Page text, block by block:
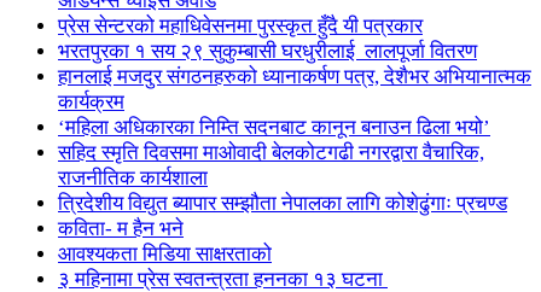
प्रेस सेन्टरको महाधिवेसनमा पुरस्कृत हुँदै यी पत्रकार
भरतपुरका १ सय २९ सुकुम्बासी घरधुरीलाई लालपूर्जा वितरण
हानलाई मजदुर संगठनहरुको ध्यानाकर्षण पत्र, देशैभर अभियानात्मक
कार्यक्रम
‘महिला अधिकारका निम्ति सदनबाट कानून बनाउन ढिला भयो’
सहिद स्मृति दिवसमा माओवादी बेलकोटगढी नगरद्वारा वैचारिक,
राजनीतिक कार्यशाला
त्रिदेशीय विद्युत ब्यापार सम्झौता नेपालका लागि कोशेढुंगाः प्रचण्ड
कविता- म हैन भने
आवश्यकता मिडिया साक्षरताको
३ महिनामा प्रेस स्वतन्त्रता हननका १३ घटना